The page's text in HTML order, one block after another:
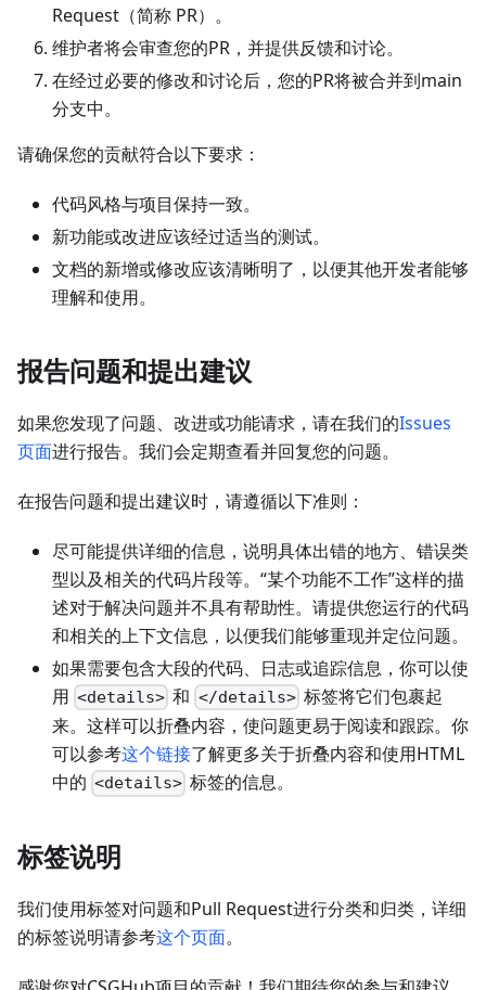
Request（简称 PR）。
维护者将会审查您的PR，并提供反馈和讨论。
在经过必要的修改和讨论后，您的PR将被合并到main
分支中。
请确保您的贡献符合以下要求：
代码风格与项目保持一致。
新功能或改进应该经过适当的测试。
文档的新增或修改应该清晰明了，以便其他开发者能够
理解和使用。
报告问题和提出建议
如果您发现了问题、改进或功能请求，请在我们的Issues
页面进行报告。我们会定期查看并回复您的问题。
在报告问题和提出建议时，请遵循以下准则：
尽可能提供详细的信息，说明具体出错的地方、错误类
型以及相关的代码片段等。“某个功能不工作”这样的描
述对于解决问题并不具有帮助性。请提供您运行的代码
和相关的上下文信息，以便我们能够重现并定位问题。
如果需要包含大段的代码、日志或追踪信息，你可以使
用 <details> 和 </details>标签将它们包裹起
来。这样可以折叠内容，使问题更易于阅读和跟踪。你
可以参考这个链接了解更多关于折叠内容和使用HTML
中的 <details> 标签的信息。
标签说明
我们使用标签对问题和Pull Request进行分类和归类，详细
的标签说明请参考这个页面。